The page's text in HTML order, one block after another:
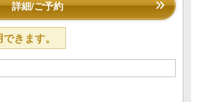
詳細/ご予約
きます。